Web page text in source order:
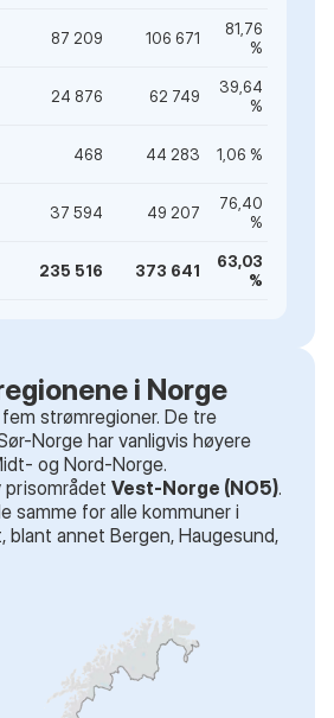
87 209 106 671
81,76
%
24 876 62 749
39,64
%
468 44 283 1,06 %
37 594 49 207
76,40
%
235 516 373 641
63,03
%
i Norge
strømregioner. De tre
Norge har vanligvis høyere
og Nord-Norge.
prisområdet Vest-Norge (NO5).
samme for alle kommuner i
, blant annet Bergen, Haugesund,